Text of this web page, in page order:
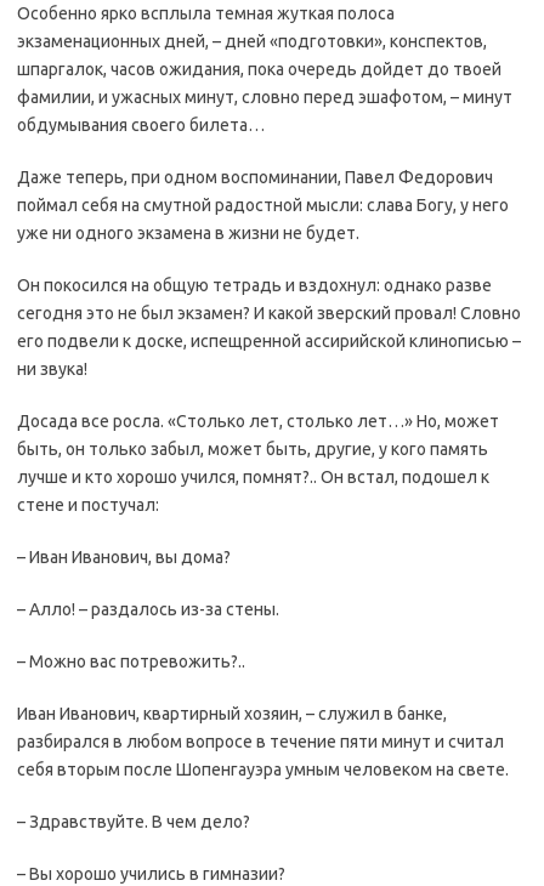
Особенно ярко всплыла темная жуткая полоса
экзаменационных дней, – дней «подготовки», конспектов,
шпаргалок, часов ожидания, пока очередь дойдет до твоей
фамилии, и ужасных минут, словно перед эшафотом, – минут
обдумывания своего билета…
Даже теперь, при одном воспоминании, Павел Федорович
поймал себя на смутной радостной мысли: слава Богу, у него
уже ни одного экзамена в жизни не будет.
Он покосился на общую тетрадь и вздохнул: однако разве
сегодня это не был экзамен? И какой зверский провал! Словно
его подвели к доске, испещренной ассирийской клинописью –
ни звука!
Досада все росла. «Столько лет, столько лет…» Но, может
быть, он только забыл, может быть, другие, у кого память
лучше и кто хорошо учился, помнят?.. Он встал, подошел к
стене и постучал:
– Иван Иванович, вы дома?
– Алло! – раздалось из-за стены.
– Можно вас потревожить?..
Иван Иванович, квартирный хозяин, – служил в банке,
разбирался в любом вопросе в течение пяти минут и считал
себя вторым после Шопенгауэра умным человеком на свете.
– Здравствуйте. В чем дело?
– Вы хорошо учились в гимназии?